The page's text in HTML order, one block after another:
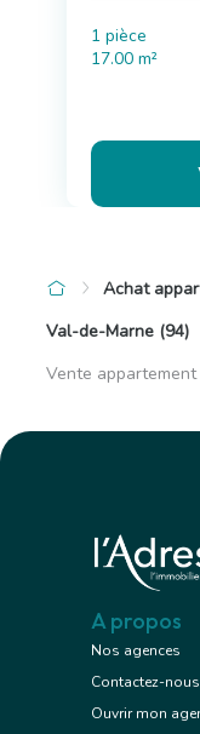
1 pièce
17.00 m²
Achat
Val-de-Marne (94)
Vente appartement
A propos
Nos agences
Contactez-nous
Ouvrir mon